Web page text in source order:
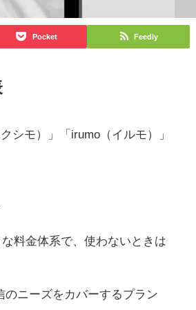
Pocket Feedly
シモ）」「irumo（イルモ）」
料金体系で、使わないときは
のニーズをカバーするプラン